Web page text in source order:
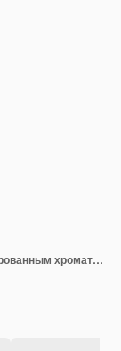
Молодой красивый блондинка над изолированным хроматическим ключевым фоном счастлив и улыбается